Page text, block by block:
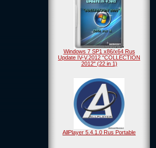
Windows 7 SP1 x86/x64 Rus
Update IV-V.2012 "COLLECTION
2012" (22 in 1)
AllPlayer 5.4.1.0 Rus Portable